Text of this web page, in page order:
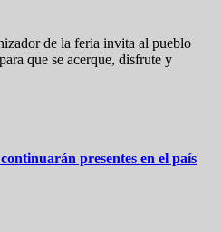
de la feria invita al pueblo
que se acerque, disfrute y
presentes en el país